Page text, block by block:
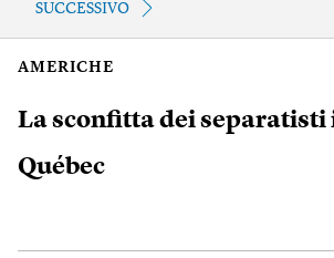
SUCCESSIVO
AMERICHE
La sconfitta dei separatisti
Québec